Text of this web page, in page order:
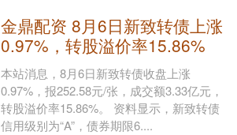
金鼎配资 8月6日新致转债上涨
0.97%，转股溢价率15.86%
本站消息，8月6日新致转债收盘上涨
0.97%，报252.58元/张，成交额3.33亿元，
转股溢价率15.86%。 资料显示，新致转债
信用级别为“A”，债券期限6....